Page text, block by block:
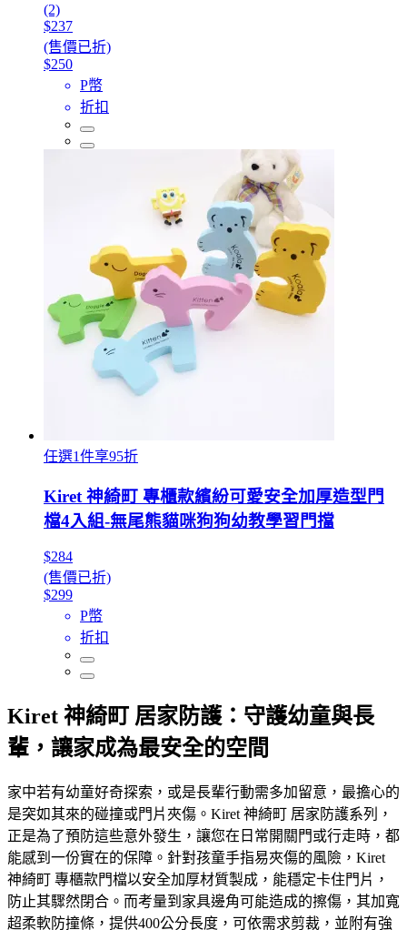
(2)
$237
(售價已折)
$250
P幣
折扣
任選1件享95折
Kiret 神綺町 專櫃款繽紛可愛安全加厚造型門
檔4入組-無尾熊貓咪狗狗幼教學習門擋
$284
(售價已折)
$299
P幣
折扣
Kiret 神綺町 居家防護：守護幼童與長
輩，讓家成為最安全的空間
家中若有幼童好奇探索，或是長輩行動需多加留意，最擔心的
是突如其來的碰撞或門片夾傷。Kiret 神綺町 居家防護系列，
正是為了預防這些意外發生，讓您在日常開關門或行走時，都
能感到一份實在的保障。針對孩童手指易夾傷的風險，Kiret
神綺町 專櫃款門檔以安全加厚材質製成，能穩定卡住門片，
防止其驟然閉合。而考量到家具邊角可能造成的擦傷，其加寬
超柔軟防撞條，提供400公分長度，可依需求剪裁，並附有強